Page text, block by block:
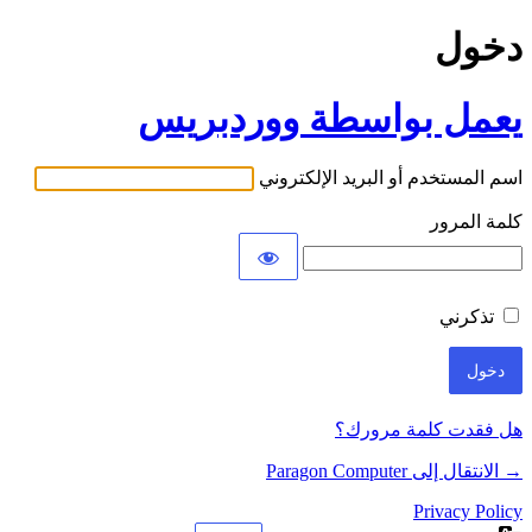
دخول
يعمل بواسطة ووردبريس
اسم المستخدم أو البريد الإلكتروني
كلمة المرور
تذكرني
هل فقدت كلمة مرورك؟
→ الانتقال إلى Paragon Computer
Privacy Policy